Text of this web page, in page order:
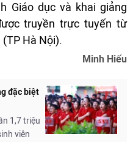
Giáo dục và khai giảng
truyền trực tuyến từ
Hà Nội).
Minh Hiếu
đặc biệt
1,7 triệu
viên